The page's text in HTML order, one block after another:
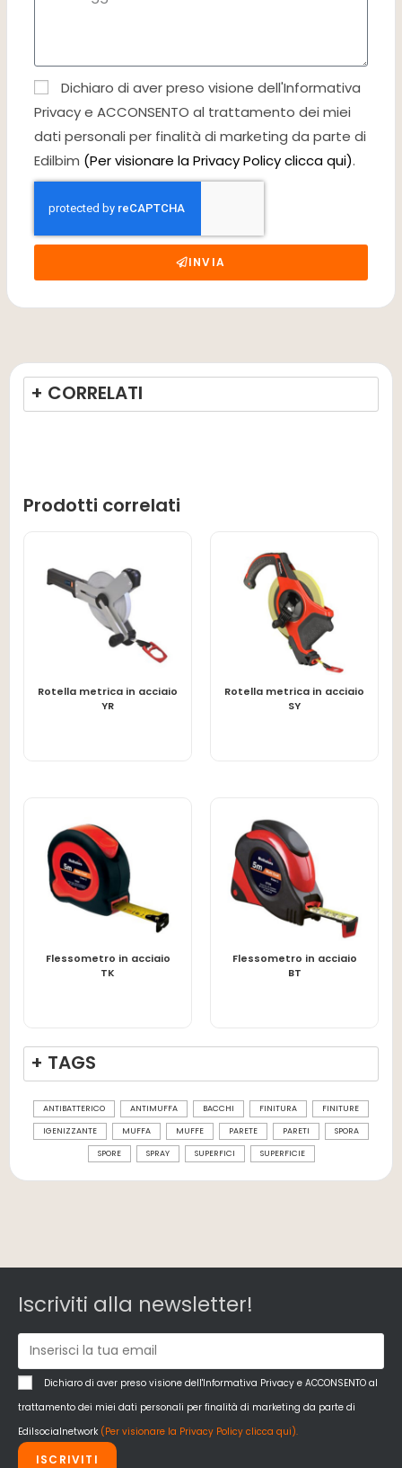
Dichiaro di aver preso visione dell'Informativa
Privacy e ACCONSENTO al trattamento dei miei
dati personali per finalità di marketing da parte di
Edilbim (Per visionare la Privacy Policy clicca qui).
INVIA
+ CORRELATI
Prodotti correlati
LEGGI TUTTO
Rotella metrica in acciaio
YR
LEGGI TUTTO
Rotella metrica in acciaio
SY
LEGGI TUTTO
Flessometro in acciaio
TK
LEGGI TUTTO
Flessometro in acciaio
BT
+ TAGS
ANTIBATTERICO ANTIMUFFA BACCHI FINITURA FINITURE
IGENIZZANTE MUFFA MUFFE PARETE PARETI SPORA
SPORE SPRAY SUPERFICI SUPERFICIE
Iscriviti alla newsletter!
Dichiaro di aver preso visione dell'Informativa Privacy e ACCONSENTO al
trattamento dei miei dati personali per finalità di marketing da parte di
Edilsocialnetwork (Per visionare la Privacy Policy clicca qui).
ISCRIVITI